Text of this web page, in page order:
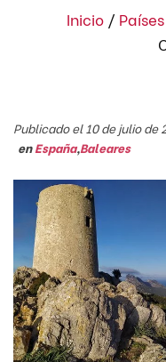
Inicio / Países
Publicado el 10 de julio de
enEspaña,Baleares